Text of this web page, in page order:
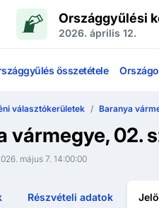
Országgyűlési
2026. április 12.
összetétele
választókerületek Baranya
vármegye, 02.
május 7. 14:00:00
Részvételi adatok